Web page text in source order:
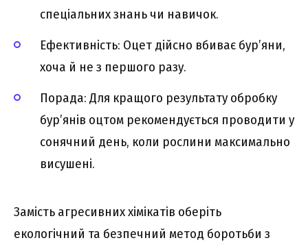
спеціальних знань чи навичок.
Ефективність: Оцет дійсно вбиває бур’яни,
хоча й не з першого разу.
Порада: Для кращого результату обробку
бур’янів оцтом рекомендується проводити у
сонячний день, коли рослини максимально
висушені.
Замість агресивних хімікатів оберіть
екологічний та безпечний метод боротьби з